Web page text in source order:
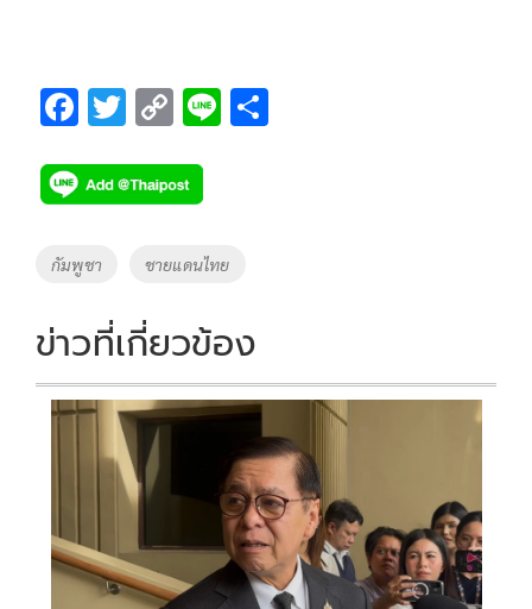
F
e
b
o
k
T
tt
er
C
p
y
Li
k
Li
Tags
กัมพูชา ชายแดนไทย
ข่าวที่เกี่ยวข้อง